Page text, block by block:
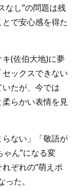
なし”の問題は残
で安心感を得た
(佐伯大地)に夢
ックスできない
たが、今では
柔らかい表情を見
ない」「敬語が
ゃん”になる変
ぞれの“萌えポ
た。